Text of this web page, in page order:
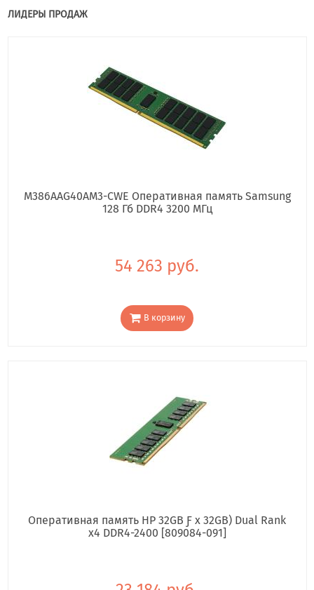
ЛИДЕРЫ ПРОДАЖ
M386AAG40AM3-CWE Оперативная память Samsung
128 Гб DDR4 3200 МГц
54 263 руб.
В корзину
Оперативная память HP 32GB Ƒ x 32GB) Dual Rank
x4 DDR4-2400 [809084-091]